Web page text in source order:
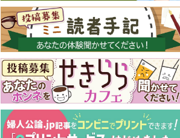
最新号 好評発売中！
実家の処分から終
の棲家までどうす
る？60代からの家
モンダイ
最新号